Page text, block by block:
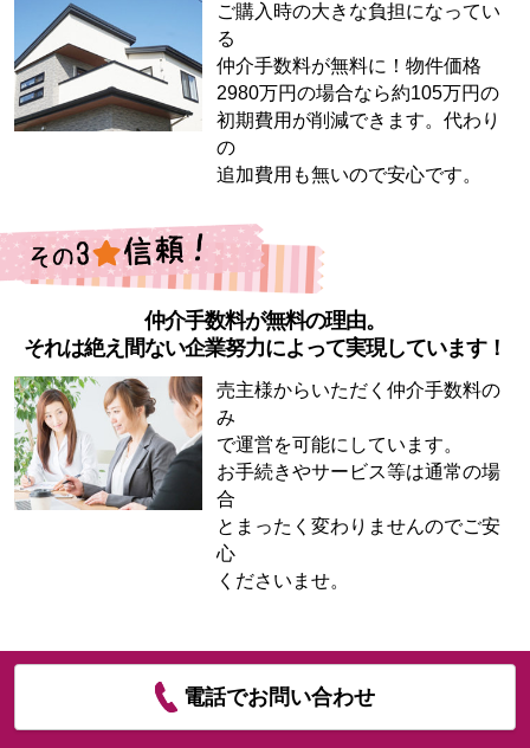
ご購入時の大きな負担になってい
る
仲介手数料が無料に！物件価格
2980万円の場合なら約105万円の
初期費用が削減できます。代わり
の
追加費用も無いので安心です。
仲介手数料が無料の理由。
それは絶え間ない企業努力によって実現しています！
売主様からいただく仲介手数料の
み
で運営を可能にしています。
お手続きやサービス等は通常の場
合
とまったく変わりませんのでご安
心
くださいませ。
電話でお問い合わせ